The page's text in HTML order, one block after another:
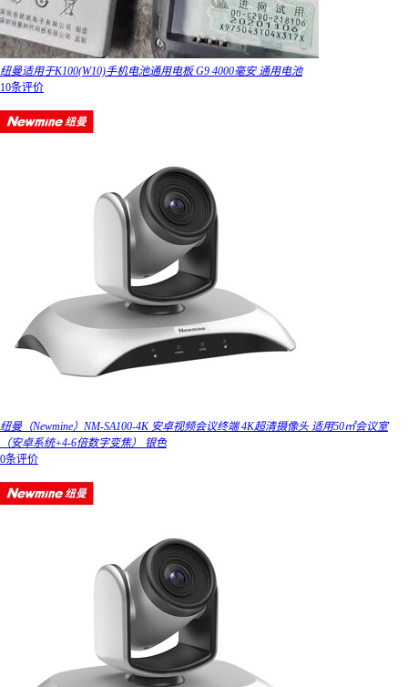
纽曼适用于K100(W10)手机电池通用电板 G9 4000毫安 通用电池
10条评价
纽曼（Newmine）NM-SA100-4K 安卓视频会议终端 4K超清摄像头 适用50㎡会议室
（安卓系统+4-6倍数字变焦） 银色
0条评价